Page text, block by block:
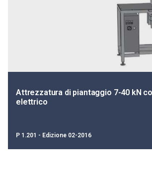
Attrezzatura di piantaggio 7-40 kN
elettrico
P 1.201 - Edizione 02-2016